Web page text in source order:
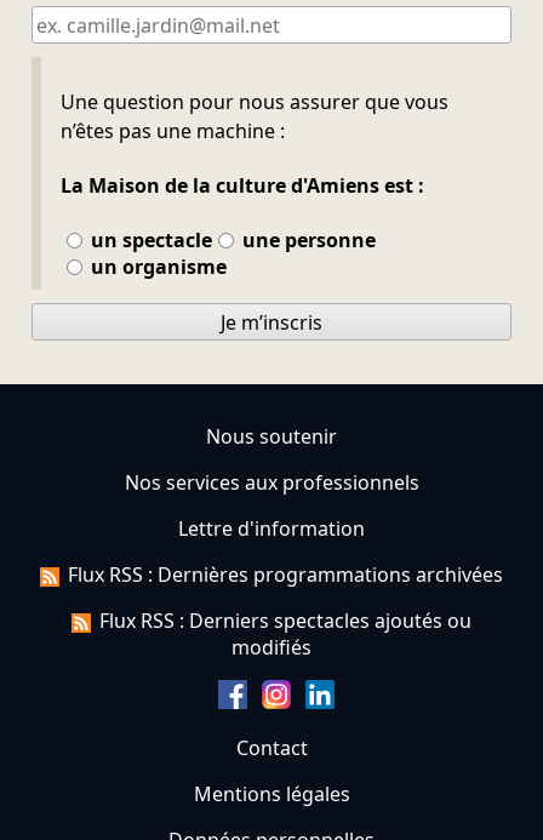
Une question pour nous assurer que vous
n’êtes pas une machine :
La Maison de la culture d'Amiens est :
un spectacle
une personne
un organisme
Ne pas remplir
Je m’inscris
Nous soutenir
Nos services aux professionnels
Lettre d'information
Flux RSS : Dernières programmations archivées
Flux RSS : Derniers spectacles ajoutés ou
modifiés
Contact
Mentions légales